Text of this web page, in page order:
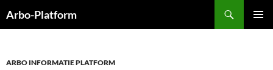
naar
Arbo-Platform
ARBO INFORMATIE PLATFORM